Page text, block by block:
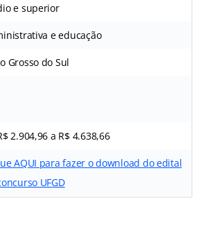
e superior
e educação
Grosso do Sul
2.904,96 a R$ 4.638,66
AQUI para fazer o download do edital
UFGD